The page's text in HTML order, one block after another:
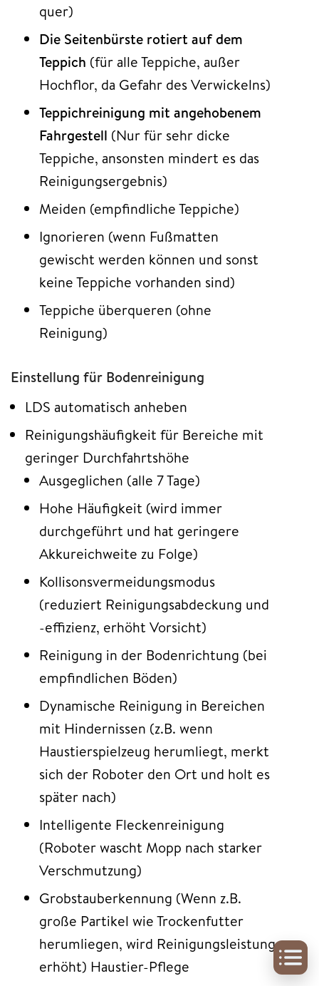
quer)
Die Seitenbürste rotiert auf dem
Teppich (für alle Teppiche, außer
Hochflor, da Gefahr des Verwickelns)
Teppichreinigung mit angehobenem
Fahrgestell (Nur für sehr dicke
Teppiche, ansonsten mindert es das
Reinigungsergebnis)
Meiden (empfindliche Teppiche)
Ignorieren (wenn Fußmatten
gewischt werden können und sonst
keine Teppiche vorhanden sind)
Teppiche überqueren (ohne
Reinigung)
Einstellung für Bodenreinigung
LDS automatisch anheben
Reinigungshäufigkeit für Bereiche mit
geringer Durchfahrtshöhe
Ausgeglichen (alle 7 Tage)
Hohe Häufigkeit (wird immer
durchgeführt und hat geringere
Akkureichweite zu Folge)
Kollisonsvermeidungsmodus
(reduziert Reinigungsabdeckung und
-effizienz, erhöht Vorsicht)
Reinigung in der Bodenrichtung (bei
empfindlichen Böden)
Dynamische Reinigung in Bereichen
mit Hindernissen (z.B. wenn
Haustierspielzeug herumliegt, merkt
sich der Roboter den Ort und holt es
später nach)
Intelligente Fleckenreinigung
(Roboter wascht Mopp nach starker
Verschmutzung)
Grobstauberkennung (Wenn z.B.
große Partikel wie Trockenfutter
herumliegen, wird Reinigungsleistung
erhöht) Haustier-Pflege